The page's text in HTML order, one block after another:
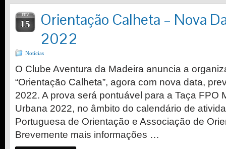
FEV
15
Orientação Calheta – Nova
2022
Notícias
O Clube Aventura da Madeira anuncia a
“Orientação Calheta”, agora com nova data,
2022. A prova será pontuável para a Taça FPO
Urbana 2022, no âmbito do calendário de
Portuguesa de Orientação e Associação de
Brevemente mais informações …